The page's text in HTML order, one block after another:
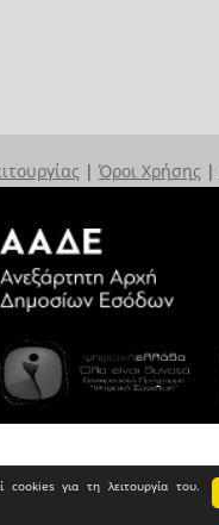
cookies για τη λειτουργία του.
| Όροι Χρήσης |